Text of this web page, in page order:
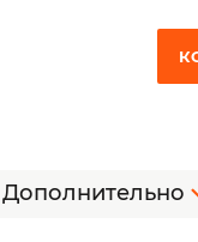
Дополнительно